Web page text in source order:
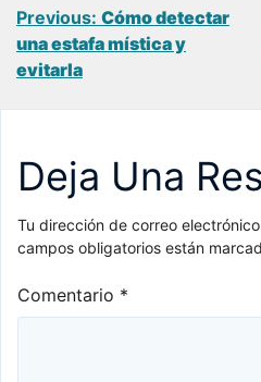
Navegación
de
entradas
Previous: Cómo detectar
una estafa mística y
evitarla
Deja Una
Tu dirección de correo
campos obligatorios están
Comentario *